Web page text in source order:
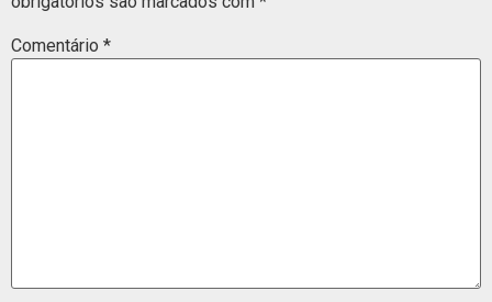
Comentário *